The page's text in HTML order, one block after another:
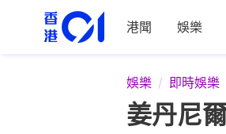
港聞 娛樂
娛樂 即時娛樂
姜丹尼